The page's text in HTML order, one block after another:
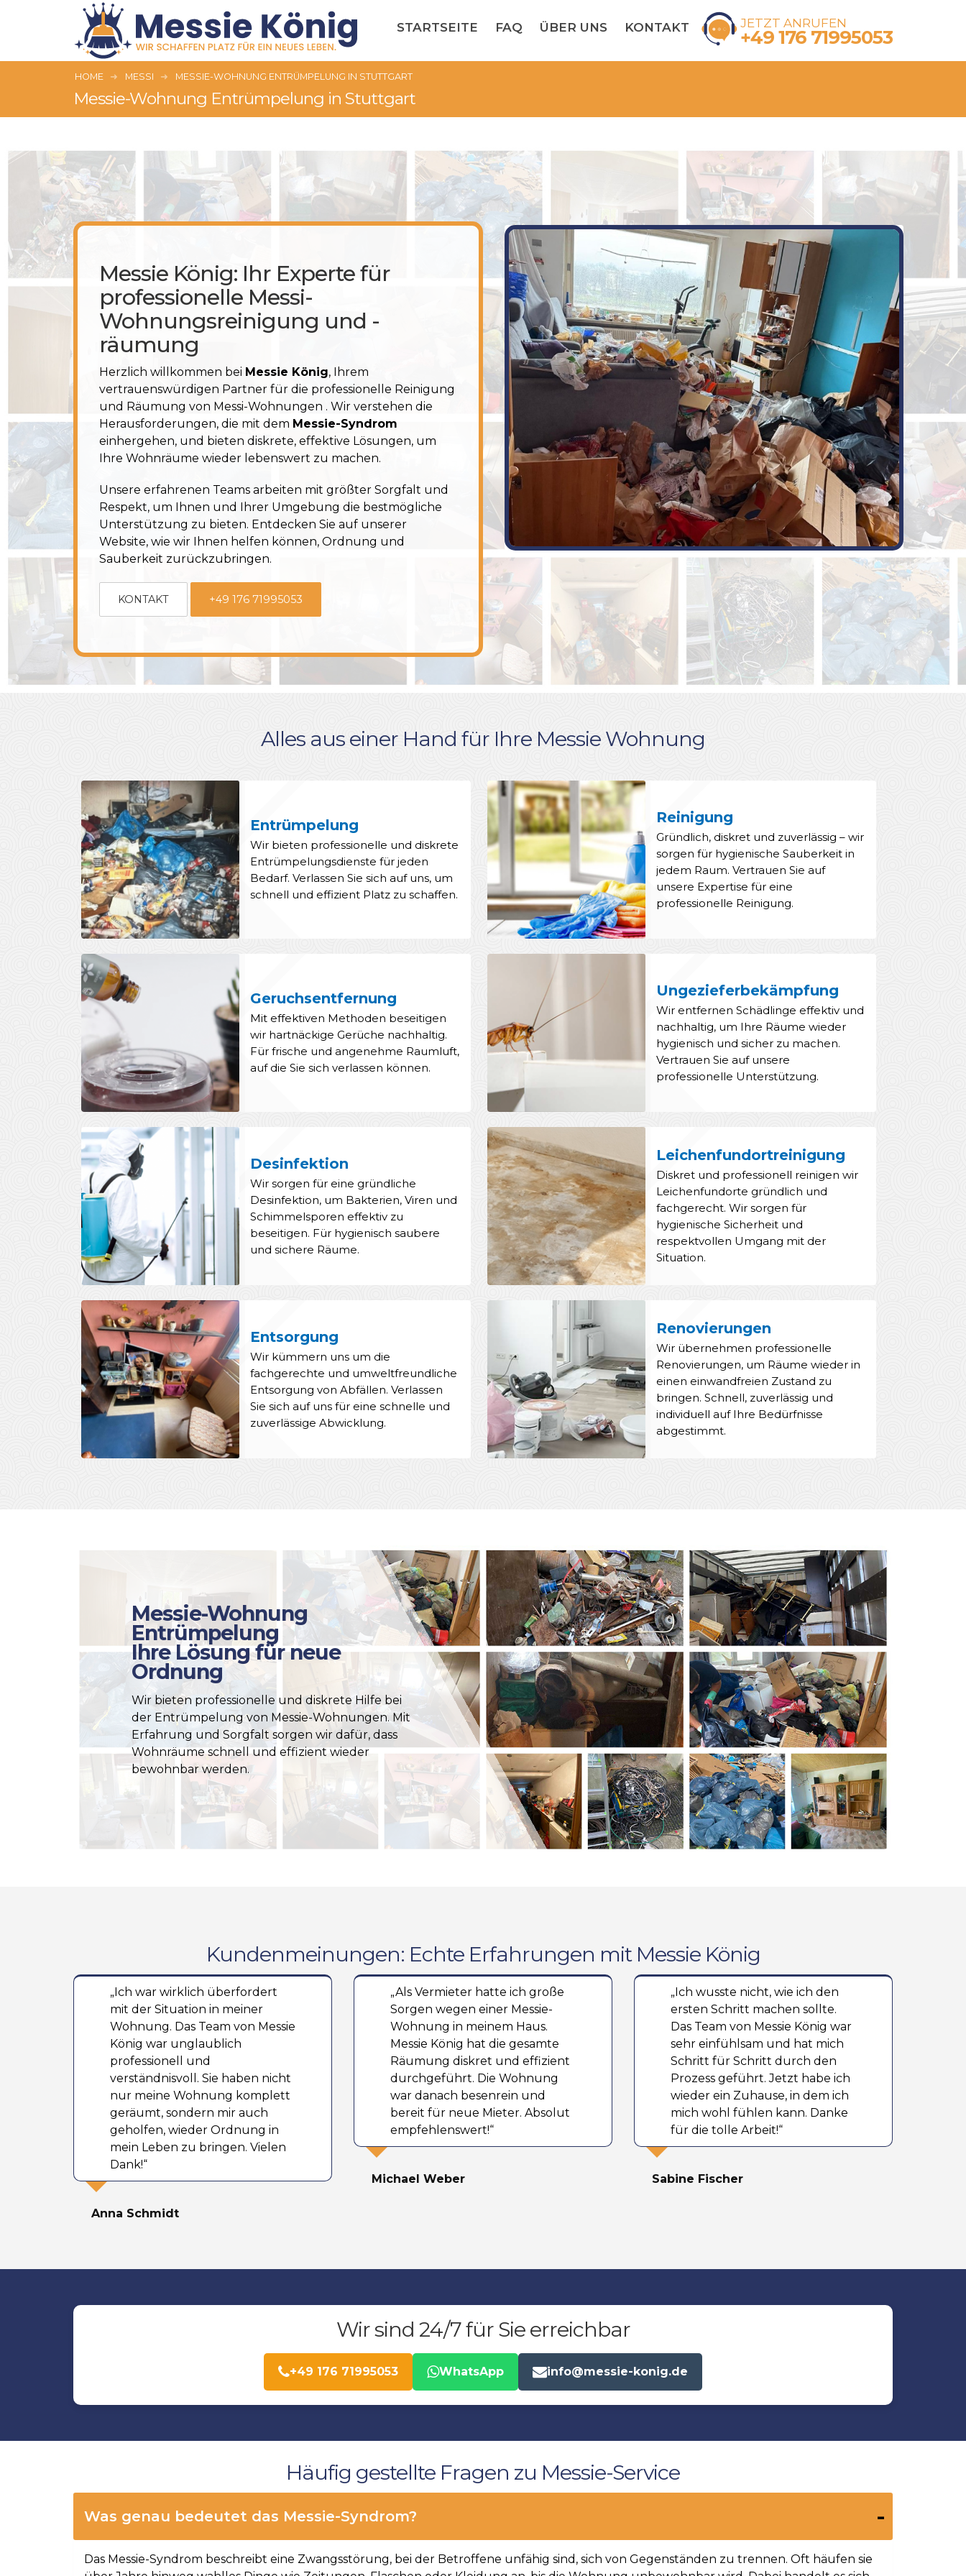
STARTSEITE FAQ ÜBER UNS KONTAKT JETZT ANRUFEN
+49 176 71995053
HOME MESSI MESSIE-WOHNUNG ENTRÜMPELUNG IN STUTTGART
Messie-Wohnung Entrümpelung in Stuttgart
Messie König: Ihr Experte für
professionelle Messi-
Wohnungsreinigung und -
räumung
Herzlich willkommen bei Messie König, Ihrem
vertrauenswürdigen Partner für die professionelle Reinigung
und Räumung von Messi-Wohnungen . Wir verstehen die
Herausforderungen, die mit dem Messie-Syndrom
einhergehen, und bieten diskrete, effektive Lösungen, um
Ihre Wohnräume wieder lebenswert zu machen.
Unsere erfahrenen Teams arbeiten mit größter Sorgfalt und
Respekt, um Ihnen und Ihrer Umgebung die bestmögliche
Unterstützung zu bieten. Entdecken Sie auf unserer
Website, wie wir Ihnen helfen können, Ordnung und
Sauberkeit zurückzubringen.
KONTAKT +49 176 71995053
Alles aus einer Hand für Ihre Messie Wohnung
Entrümpelung
Wir bieten professionelle und diskrete
Entrümpelungsdienste für jeden
Bedarf. Verlassen Sie sich auf uns, um
schnell und effizient Platz zu schaffen.
Reinigung
Gründlich, diskret und zuverlässig – wir
sorgen für hygienische Sauberkeit in
jedem Raum. Vertrauen Sie auf
unsere Expertise für eine
professionelle Reinigung.
Geruchsentfernung
Mit effektiven Methoden beseitigen
wir hartnäckige Gerüche nachhaltig.
Für frische und angenehme Raumluft,
auf die Sie sich verlassen können.
Ungezieferbekämpfung
Wir entfernen Schädlinge effektiv und
nachhaltig, um Ihre Räume wieder
hygienisch und sicher zu machen.
Vertrauen Sie auf unsere
professionelle Unterstützung.
Desinfektion
Wir sorgen für eine gründliche
Desinfektion, um Bakterien, Viren und
Schimmelsporen effektiv zu
beseitigen. Für hygienisch saubere
und sichere Räume.
Leichenfundortreinigung
Diskret und professionell reinigen wir
Leichenfundorte gründlich und
fachgerecht. Wir sorgen für
hygienische Sicherheit und
respektvollen Umgang mit der
Situation.
Entsorgung
Wir kümmern uns um die
fachgerechte und umweltfreundliche
Entsorgung von Abfällen. Verlassen
Sie sich auf uns für eine schnelle und
zuverlässige Abwicklung.
Renovierungen
Wir übernehmen professionelle
Renovierungen, um Räume wieder in
einen einwandfreien Zustand zu
bringen. Schnell, zuverlässig und
individuell auf Ihre Bedürfnisse
abgestimmt.
Messie-Wohnung
Entrümpelung
Ihre Lösung für neue
Ordnung
Wir bieten professionelle und diskrete Hilfe bei
der Entrümpelung von Messie-Wohnungen. Mit
Erfahrung und Sorgfalt sorgen wir dafür, dass
Wohnräume schnell und effizient wieder
bewohnbar werden.
Kundenmeinungen: Echte Erfahrungen mit Messie König
„Ich war wirklich überfordert
mit der Situation in meiner
Wohnung. Das Team von Messie
König war unglaublich
professionell und
verständnisvoll. Sie haben nicht
nur meine Wohnung komplett
geräumt, sondern mir auch
geholfen, wieder Ordnung in
mein Leben zu bringen. Vielen
Dank!“
Anna Schmidt
„Als Vermieter hatte ich große
Sorgen wegen einer Messie-
Wohnung in meinem Haus.
Messie König hat die gesamte
Räumung diskret und effizient
durchgeführt. Die Wohnung
war danach besenrein und
bereit für neue Mieter. Absolut
empfehlenswert!“
Michael Weber
„Ich wusste nicht, wie ich den
ersten Schritt machen sollte.
Das Team von Messie König war
sehr einfühlsam und hat mich
Schritt für Schritt durch den
Prozess geführt. Jetzt habe ich
wieder ein Zuhause, in dem ich
mich wohl fühlen kann. Danke
für die tolle Arbeit!“
Sabine Fischer
Wir sind 24/7 für Sie erreichbar
+49 176 71995053 WhatsApp info@messie-konig.de
Häufig gestellte Fragen zu Messie-Service
Was genau bedeutet das Messie-Syndrom?
Das Messie-Syndrom beschreibt eine Zwangsstörung, bei der Betroffene unfähig sind, sich von Gegenständen zu trennen. Oft häufen sie